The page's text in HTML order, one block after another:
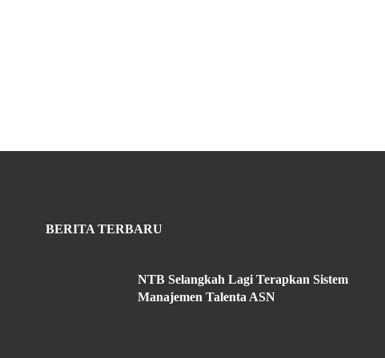
BERITA TERBARU
NTB Selangkah Lagi Terapkan Sistem
Manajemen Talenta ASN